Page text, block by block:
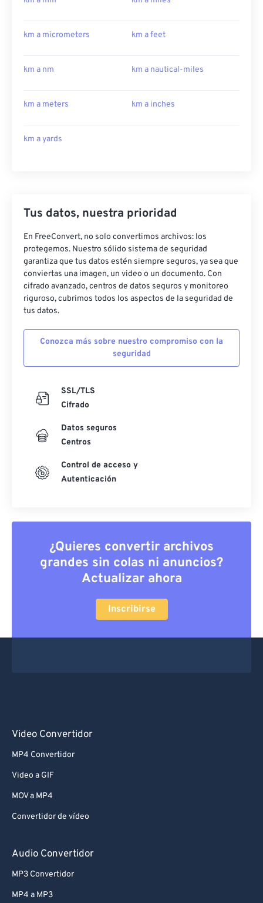
km a micrometers km a feet
km a nm km a nautical-miles
km a meters km a inches
km a yards
Tus datos, nuestra prioridad
En FreeConvert, no solo convertimos archivos: los
protegemos. Nuestro sólido sistema de seguridad
garantiza que tus datos estén siempre seguros, ya sea que
conviertas una imagen, un video o un documento. Con
cifrado avanzado, centros de datos seguros y monitoreo
riguroso, cubrimos todos los aspectos de la seguridad de
tus datos.
Conozca más sobre nuestro compromiso con la
seguridad
SSL/TLS
Cifrado
Datos seguros
Centros
Control de acceso y
Autenticación
¿Quieres convertir archivos
grandes sin colas ni anuncios?
Actualizar ahora
Inscribirse
Video Convertidor
MP4 Convertidor
Video a GIF
MOV a MP4
Convertidor de vídeo
Audio Convertidor
MP3 Convertidor
MP4 a MP3